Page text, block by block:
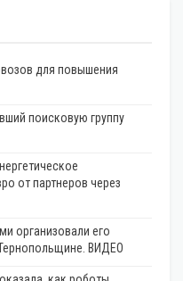
для повышения
поисковую группу
от партнеров через
организовали его
ВИДЕО